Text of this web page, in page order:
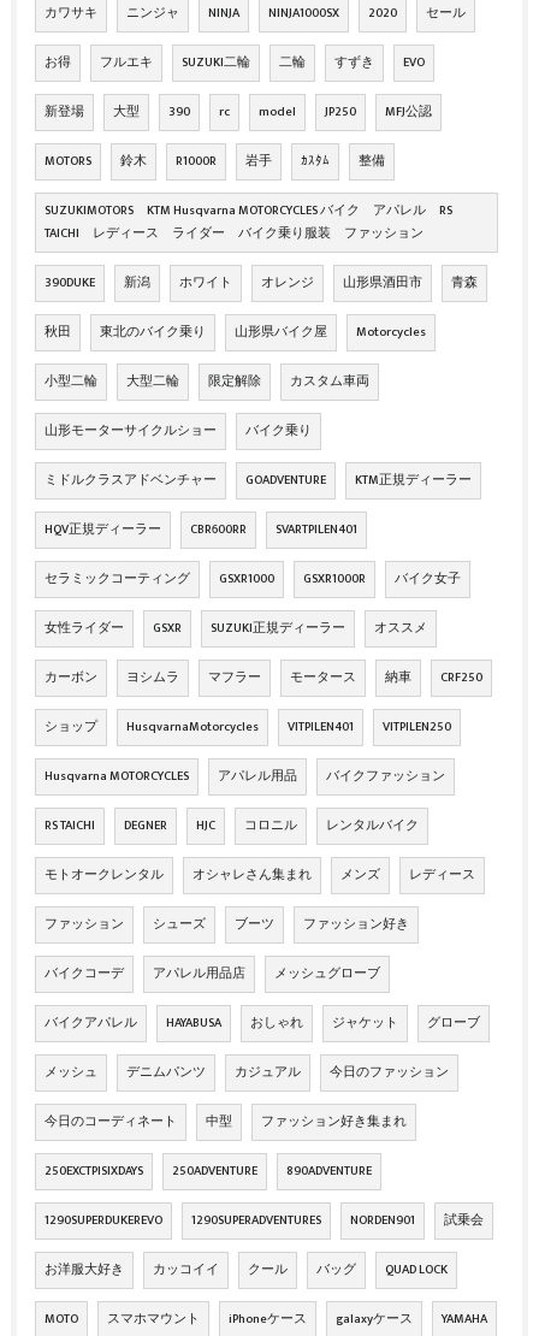
カワサキ ニンジャ NINJA NINJA1000SX 2020 セール
お得 フルエキ SUZUKI二輪 二輪 すずき EVO
新登場 大型 390 rc model JP250 MFJ公認
MOTORS 鈴木 R1000R 岩手 ｶｽﾀﾑ 整備
SUZUKIMOTORS KTM Husqvarna MOTORCYCLES バイク アパレル RS
TAICHI レディース ライダー バイク乗り服装 ファッション
390DUKE 新潟 ホワイト オレンジ 山形県酒田市 青森
秋田 東北のバイク乗り 山形県バイク屋 Motorcycles
小型二輪 大型二輪 限定解除 カスタム車両
山形モーターサイクルショー バイク乗り
ミドルクラスアドベンチャー GOADVENTURE KTM正規ディーラー
HQV正規ディーラー CBR600RR SVARTPILEN401
セラミックコーティング GSXR1000 GSXR1000R バイク女子
女性ライダー GSXR SUZUKI正規ディーラー オススメ
カーボン ヨシムラ マフラー モータース 納車 CRF250
ショップ HusqvarnaMotorcycles VITPILEN401 VITPILEN250
Husqvarna MOTORCYCLES アパレル用品 バイクファッション
RS TAICHI DEGNER HJC コロニル レンタルバイク
モトオークレンタル オシャレさん集まれ メンズ レディース
ファッション シューズ ブーツ ファッション好き
バイクコーデ アパレル用品店 メッシュグローブ
バイクアパレル HAYABUSA おしゃれ ジャケット グローブ
メッシュ デニムパンツ カジュアル 今日のファッション
今日のコーディネート 中型 ファッション好き集まれ
250EXCTPISIXDAYS 250ADVENTURE 890ADVENTURE
1290SUPERDUKEREVO 1290SUPERADVENTURES NORDEN901 試乗会
お洋服大好き カッコイイ クール バッグ QUAD LOCK
MOTO スマホマウント iPhoneケース galaxyケース YAMAHA